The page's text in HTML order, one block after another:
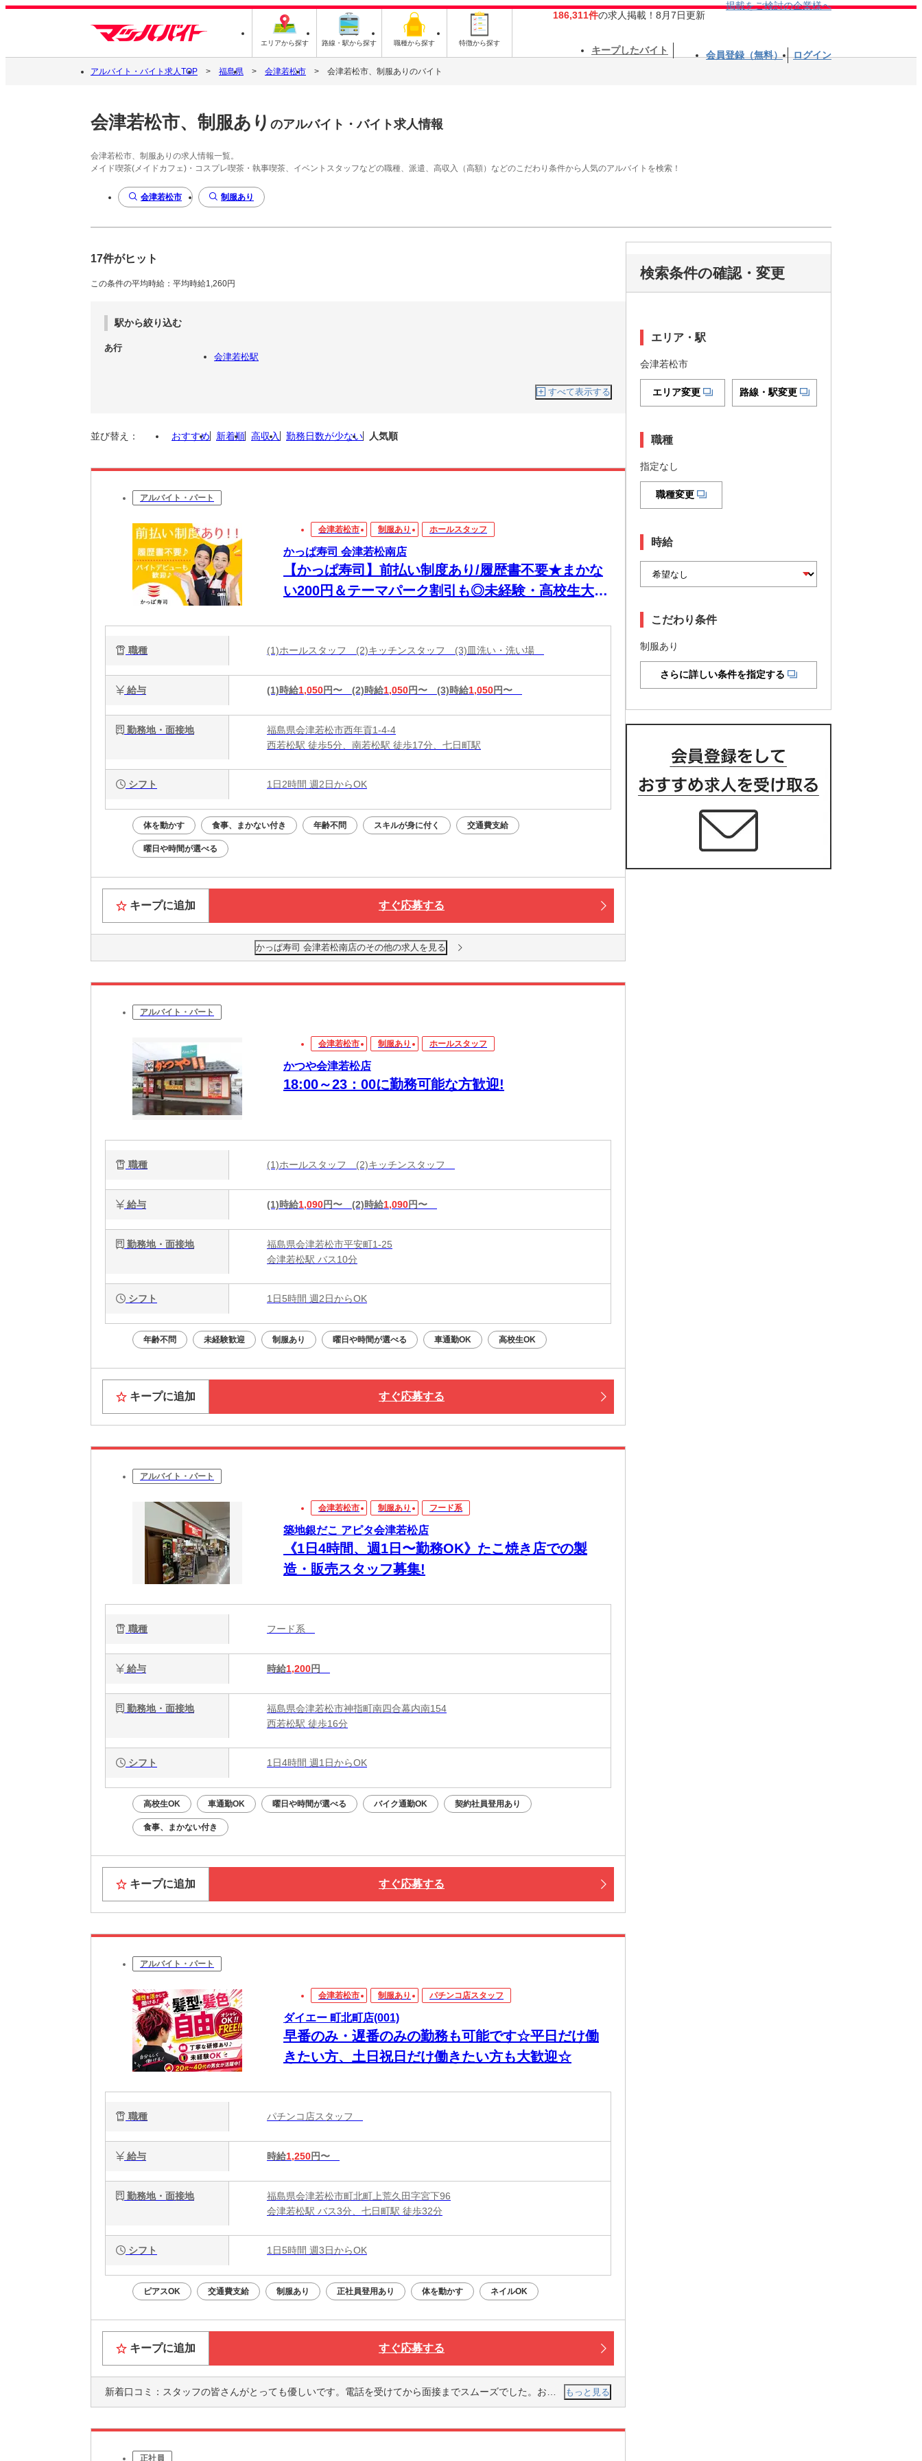
エリアから探す 路線・駅から探す 職種から探す 特徴から探す
186,311件の求人掲載！8月7日更新
掲載をご検討の企業様へ
キープしたバイト 会員登録（無料） ログイン
アルバイト・バイト求人TOP 福島県 会津若松市 会津若松市、制服ありのバイト
会津若松市、制服あり のアルバイト・バイト求人情報
会津若松市、制服ありの求人情報一覧。
メイド喫茶(メイドカフェ)・コスプレ喫茶・執事喫茶、イベントスタッフなどの職種、派遣、高収入（高額）などのこだわり条件から人気のアルバイトを検索！
会津若松市 制服あり
17件がヒット
この条件の平均時給：平均時給1,260円
駅から絞り込む
あ行
会津若松駅
すべて表示する
並び替え： おすすめ 新着順 高収入 勤務日数が少ない 人気順
アルバイト・パート
会津若松市 制服あり ホールスタッフ
かっぱ寿司 会津若松南店
【かっぱ寿司】前払い制度あり/履歴書不要★まかな
い200円＆テーマパーク割引も◎未経験・高校生大歓
職種 (1)ホールスタッフ (2)キッチンスタッフ (3)皿洗い・洗い場
給与 (1)時給1,050円〜 (2)時給1,050円〜 (3)時給1,050円〜
勤務地・面接地
福島県会津若松市西年貢1-4-4
西若松駅 徒歩5分、南若松駅 徒歩17分、七日町駅
シフト 1日2時間 週2日からOK
体を動かす 食事、まかない付き 年齢不問 スキルが身に付く 交通費支給
曜日や時間が選べる
キープに追加 すぐ応募する
かっぱ寿司 会津若松南店のその他の求人を見る
アルバイト・パート
会津若松市 制服あり ホールスタッフ
かつや会津若松店
18:00～23：00に勤務可能な方歓迎!
職種 (1)ホールスタッフ (2)キッチンスタッフ
給与 (1)時給1,090円〜 (2)時給1,090円〜
勤務地・面接地
福島県会津若松市平安町1-25
会津若松駅 バス10分
シフト 1日5時間 週2日からOK
年齢不問 未経験歓迎 制服あり 曜日や時間が選べる 車通勤OK 高校生OK
キープに追加 すぐ応募する
アルバイト・パート
会津若松市 制服あり フード系
築地銀だこ アピタ会津若松店
《1日4時間、週1日〜勤務OK》たこ焼き店での製
造・販売スタッフ募集!
職種 フード系
給与 時給1,200円
勤務地・面接地
福島県会津若松市神指町南四合幕内南154
西若松駅 徒歩16分
シフト 1日4時間 週1日からOK
高校生OK 車通勤OK 曜日や時間が選べる バイク通勤OK 契約社員登用あり
食事、まかない付き
キープに追加 すぐ応募する
アルバイト・パート
会津若松市 制服あり パチンコ店スタッフ
ダイエー 町北町店(001)
早番のみ・遅番のみの勤務も可能です☆平日だけ働
きたい方、土日祝日だけ働きたい方も大歓迎☆
職種 パチンコ店スタッフ
給与 時給1,250円〜
勤務地・面接地
福島県会津若松市町北町上荒久田字宮下96
会津若松駅 バス3分、七日町駅 徒歩32分
シフト 1日5時間 週3日からOK
ピアスOK 交通費支給 制服あり 正社員登用あり 体を動かす ネイルOK
キープに追加 すぐ応募する
新着口コミ： スタッフの皆さんがとっても優しいです。電話を受けてから面接までスムーズでした。お店も綺麗なので、これから仕事しやすいと思います！ もっと見る
正社員
検索条件の確認・変更
エリア・駅
会津若松市
エリア変更 路線・駅変更
職種
指定なし
職種変更
時給
こだわり条件
制服あり
さらに詳しい条件を指定する